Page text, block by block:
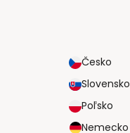
Česko
Slovensko
Poľsko
Nemecko